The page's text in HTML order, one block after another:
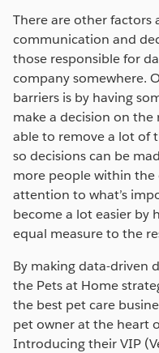
There are other factors
communication and
those responsible for
company somewhere.
barriers is by having
make a decision on the
able to remove a lot of
so decisions can be
more people within
attention to what’s
become a lot easier by
equal measure to the
By making data-driven
the Pets at Home
the best pet care
pet owner at the heart
Introducing their VIP